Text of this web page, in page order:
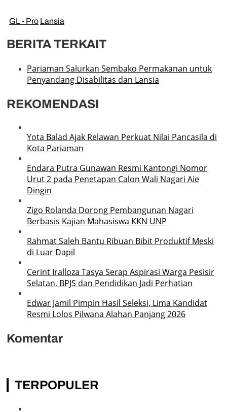
GL - Pro Lansia
BERITA TERKAIT
Pariaman Salurkan Sembako Permakanan untuk
Penyandang Disabilitas dan Lansia
REKOMENDASI
Yota Balad Ajak Relawan Perkuat Nilai Pancasila di
Kota Pariaman
Endara Putra Gunawan Resmi Kantongi Nomor
Urut 2 pada Penetapan Calon Wali Nagari Aie
Dingin
Zigo Rolanda Dorong Pembangunan Nagari
Berbasis Kajian Mahasiswa KKN UNP
Rahmat Saleh Bantu Ribuan Bibit Produktif Meski
di Luar Dapil
Cerint Iralloza Tasya Serap Aspirasi Warga Pesisir
Selatan, BPJS dan Pendidikan Jadi Perhatian
Edwar Jamil Pimpin Hasil Seleksi, Lima Kandidat
Resmi Lolos Pilwana Alahan Panjang 2026
Komentar
TERPOPULER